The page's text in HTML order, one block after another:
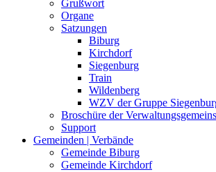
Grußwort
Organe
Satzungen
Biburg
Kirchdorf
Siegenburg
Train
Wildenberg
WZV der Gruppe
Broschüre der
Support
Gemeinden | Verbände
Gemeinde Biburg
Gemeinde Kirchdorf